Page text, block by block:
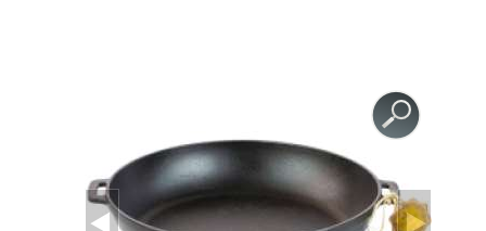
MINIKASVUHOONED / Taimalavad
PEENRAÄÄRISED JA AIARAJAD
AGROKILED JA KILED
TAIME - JA PÕÕSATOED